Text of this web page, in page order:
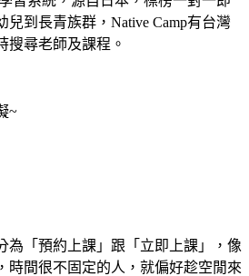
兒到長青族群， Native Camp有台灣
搜尋老師及課程。
為「預約上課」跟「立即上課」，像
時間很不固定的人，就偏好趁空閒來